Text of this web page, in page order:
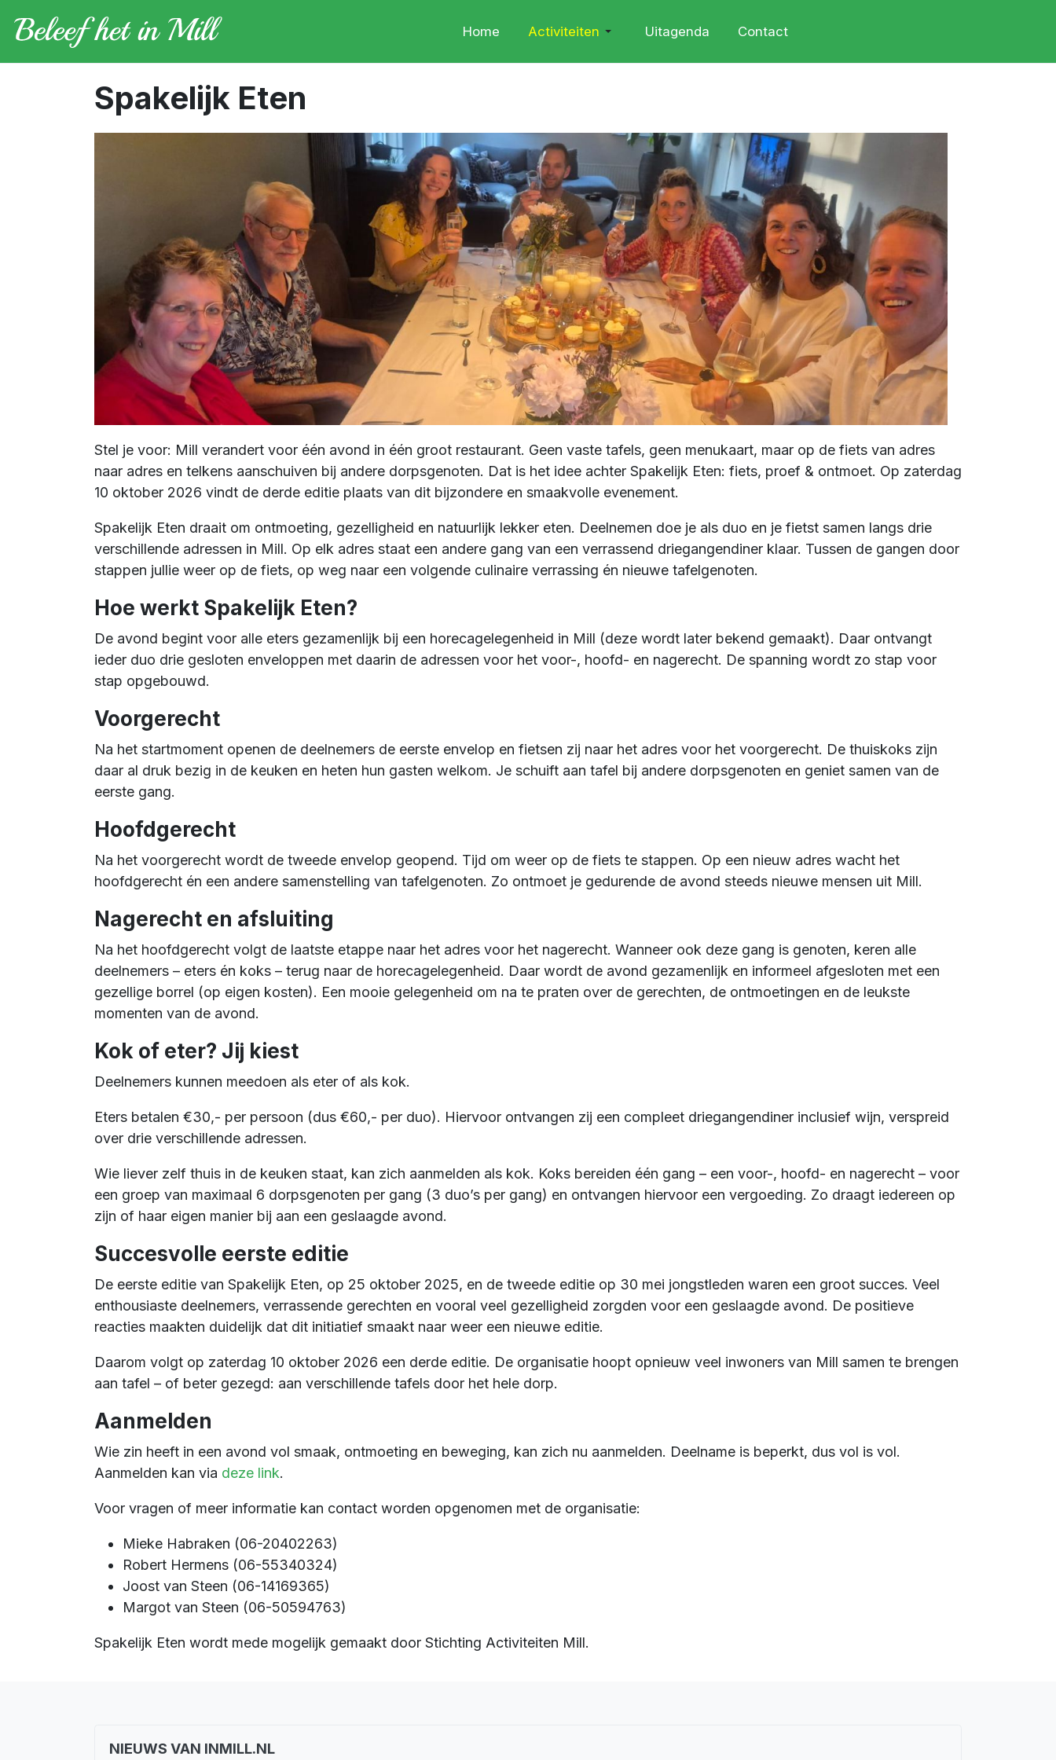
Home Activiteiten Uitagenda Contact
Spakelijk Eten
Stel je voor: Mill verandert voor één avond in één groot restaurant. Geen vaste tafels, geen menukaart, maar op de fiets van adres
naar adres en telkens aanschuiven bij andere dorpsgenoten. Dat is het idee achter Spakelijk Eten: fiets, proef & ontmoet. Op zaterdag
10 oktober 2026 vindt de derde editie plaats van dit bijzondere en smaakvolle evenement.
Spakelijk Eten draait om ontmoeting, gezelligheid en natuurlijk lekker eten. Deelnemen doe je als duo en je fietst samen langs drie
verschillende adressen in Mill. Op elk adres staat een andere gang van een verrassend driegangendiner klaar. Tussen de gangen door
stappen jullie weer op de fiets, op weg naar een volgende culinaire verrassing én nieuwe tafelgenoten.
Hoe werkt Spakelijk Eten?
De avond begint voor alle eters gezamenlijk bij een horecagelegenheid in Mill (deze wordt later bekend gemaakt). Daar ontvangt
ieder duo drie gesloten enveloppen met daarin de adressen voor het voor-, hoofd- en nagerecht. De spanning wordt zo stap voor
stap opgebouwd.
Voorgerecht
Na het startmoment openen de deelnemers de eerste envelop en fietsen zij naar het adres voor het voorgerecht. De thuiskoks zijn
daar al druk bezig in de keuken en heten hun gasten welkom. Je schuift aan tafel bij andere dorpsgenoten en geniet samen van de
eerste gang.
Hoofdgerecht
Na het voorgerecht wordt de tweede envelop geopend. Tijd om weer op de fiets te stappen. Op een nieuw adres wacht het
hoofdgerecht én een andere samenstelling van tafelgenoten. Zo ontmoet je gedurende de avond steeds nieuwe mensen uit Mill.
Nagerecht en afsluiting
Na het hoofdgerecht volgt de laatste etappe naar het adres voor het nagerecht. Wanneer ook deze gang is genoten, keren alle
deelnemers – eters én koks – terug naar de horecagelegenheid. Daar wordt de avond gezamenlijk en informeel afgesloten met een
gezellige borrel (op eigen kosten). Een mooie gelegenheid om na te praten over de gerechten, de ontmoetingen en de leukste
momenten van de avond.
Kok of eter? Jij kiest
Deelnemers kunnen meedoen als eter of als kok.
Eters betalen €30,- per persoon (dus €60,- per duo). Hiervoor ontvangen zij een compleet driegangendiner inclusief wijn, verspreid
over drie verschillende adressen.
Wie liever zelf thuis in de keuken staat, kan zich aanmelden als kok. Koks bereiden één gang – een voor-, hoofd- en nagerecht – voor
een groep van maximaal 6 dorpsgenoten per gang (3 duo’s per gang) en ontvangen hiervoor een vergoeding. Zo draagt iedereen op
zijn of haar eigen manier bij aan een geslaagde avond.
Succesvolle eerste editie
De eerste editie van Spakelijk Eten, op 25 oktober 2025, en de tweede editie op 30 mei jongstleden waren een groot succes. Veel
enthousiaste deelnemers, verrassende gerechten en vooral veel gezelligheid zorgden voor een geslaagde avond. De positieve
reacties maakten duidelijk dat dit initiatief smaakt naar weer een nieuwe editie.
Daarom volgt op zaterdag 10 oktober 2026 een derde editie. De organisatie hoopt opnieuw veel inwoners van Mill samen te brengen
aan tafel – of beter gezegd: aan verschillende tafels door het hele dorp.
Aanmelden
Wie zin heeft in een avond vol smaak, ontmoeting en beweging, kan zich nu aanmelden. Deelname is beperkt, dus vol is vol.
Aanmelden kan via deze link.
Voor vragen of meer informatie kan contact worden opgenomen met de organisatie:
Mieke Habraken (06-20402263)
Robert Hermens (06-55340324)
Joost van Steen (06-14169365)
Margot van Steen (06-50594763)
Spakelijk Eten wordt mede mogelijk gemaakt door Stichting Activiteiten Mill.
NIEUWS VAN INMILL.NL